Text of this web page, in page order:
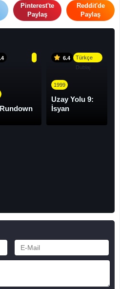
Pinterest'te
Paylaş
Reddit'de
Paylaş
6.4
Türkçe
Dublaj
1999
Uzay Yolu 9:
İsyan